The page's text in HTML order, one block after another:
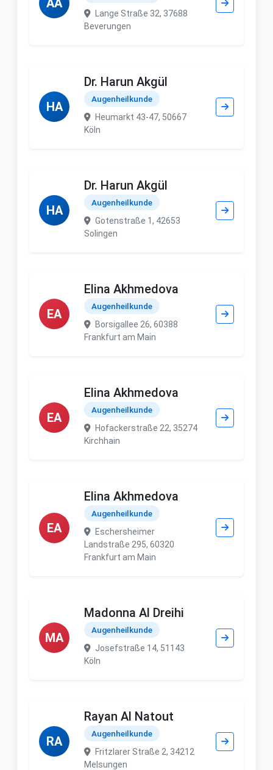
AA
Lange Straße 32, 37688
Beverungen
HA
Dr. Harun Akgül
Augenheilkunde
Heumarkt 43-47, 50667
Köln
HA
Dr. Harun Akgül
Augenheilkunde
Gotenstraße 1, 42653
Solingen
EA
Elina Akhmedova
Augenheilkunde
Borsigallee 26, 60388
Frankfurt am Main
EA
Elina Akhmedova
Augenheilkunde
Hofackerstraße 22, 35274
Kirchhain
EA
Elina Akhmedova
Augenheilkunde
Eschersheimer
Landstraße 295, 60320
Frankfurt am Main
MA
Madonna Al Dreihi
Augenheilkunde
Josefstraße 14, 51143
Köln
RA
Rayan Al Natout
Augenheilkunde
Fritzlarer Straße 2, 34212
Melsungen